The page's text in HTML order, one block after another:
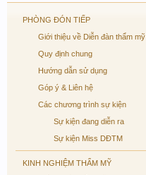
PHÒNG ĐÓN TIẾP
Giới thiệu về Diễn đàn thẩm mỹ
Quy định chung
Hướng dẫn sử dụng
Góp ý & Liên hệ
Các chương trình sự kiện
Sự kiện đang diễn ra
Sự kiện Miss DĐTM
KINH NGHIỆM THẨM MỸ